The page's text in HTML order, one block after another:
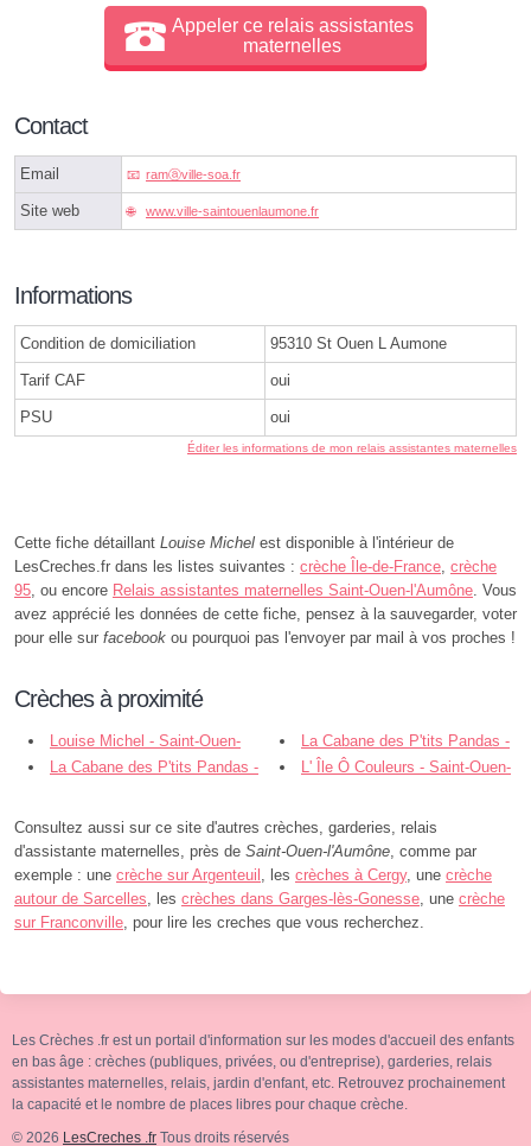
Appeler ce relais assistantes
maternelles
Contact
Email ramⓐville-soa.fr
Site web www.ville-saintouenlaumone.fr
Informations
Condition de domiciliation 95310 St Ouen L Aumone
Tarif CAF oui
PSU oui
Éditer les informations de mon relais assistantes maternelles
Cette fiche détaillant Louise Michel est disponible à l'intérieur de
LesCreches.fr dans les listes suivantes : crèche Île-de-France crèche
95 , ou encore Relais assistantes maternelles Saint-Ouen-l'Aumône . Vous
avez apprécié les données de cette fiche, pensez à la sauvegarder, voter
pour elle sur facebook ou pourquoi pas l'envoyer par mail à vos proches !
Crèches à proximité
Louise Michel - Saint-Ouen-
l'Aumône
La Cabane des P'tits Pandas -
Éragny
La Cabane des P'tits Pandas -
L' Île Ô Couleurs - Saint-Ouen-
Consultez aussi sur ce site d'autres crèches, garderies, relais
d'assistante maternelles, près de Saint-Ouen-l'Aumône , comme par
exemple : une crèche sur Argenteuil , les crèches à Cergy, une crèche
autour de Sarcelles , les crèches dans Garges-lès-Gonesse , une crèche
sur Franconville , pour lire les creches que vous recherchez.
Les Crèches .fr est un portail d'information sur les modes d'accueil des enfants
en bas âge : crèches (publiques, privées, ou d'entreprise), garderies, relais
assistantes maternelles, relais, jardin d'enfant, etc. Retrouvez prochainement
la capacité et le nombre de places libres pour chaque crèche.
© 2026 LesCreches .fr Tous droits réservés